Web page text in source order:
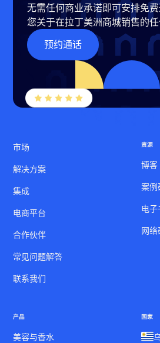
无需任何商业承诺即可安排免
您关于在拉丁美洲商城销售的
预约通话
市场
解决方案
集成
电商平台
合作伙伴
常见问题解答
联系我们
资源
博客
案例
电子
网
产品
美容与香水
国家